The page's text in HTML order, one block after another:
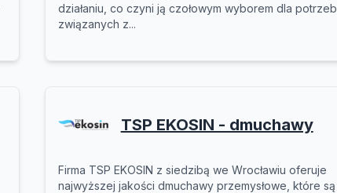
działaniu, co czyni ją czołowym wyborem dla potrzeb
związanych z...
TSP EKOSIN - dmuchawy
Firma TSP EKOSIN z siedzibą we Wrocławiu oferuje
najwyższej jakości dmuchawy przemysłowe, które są